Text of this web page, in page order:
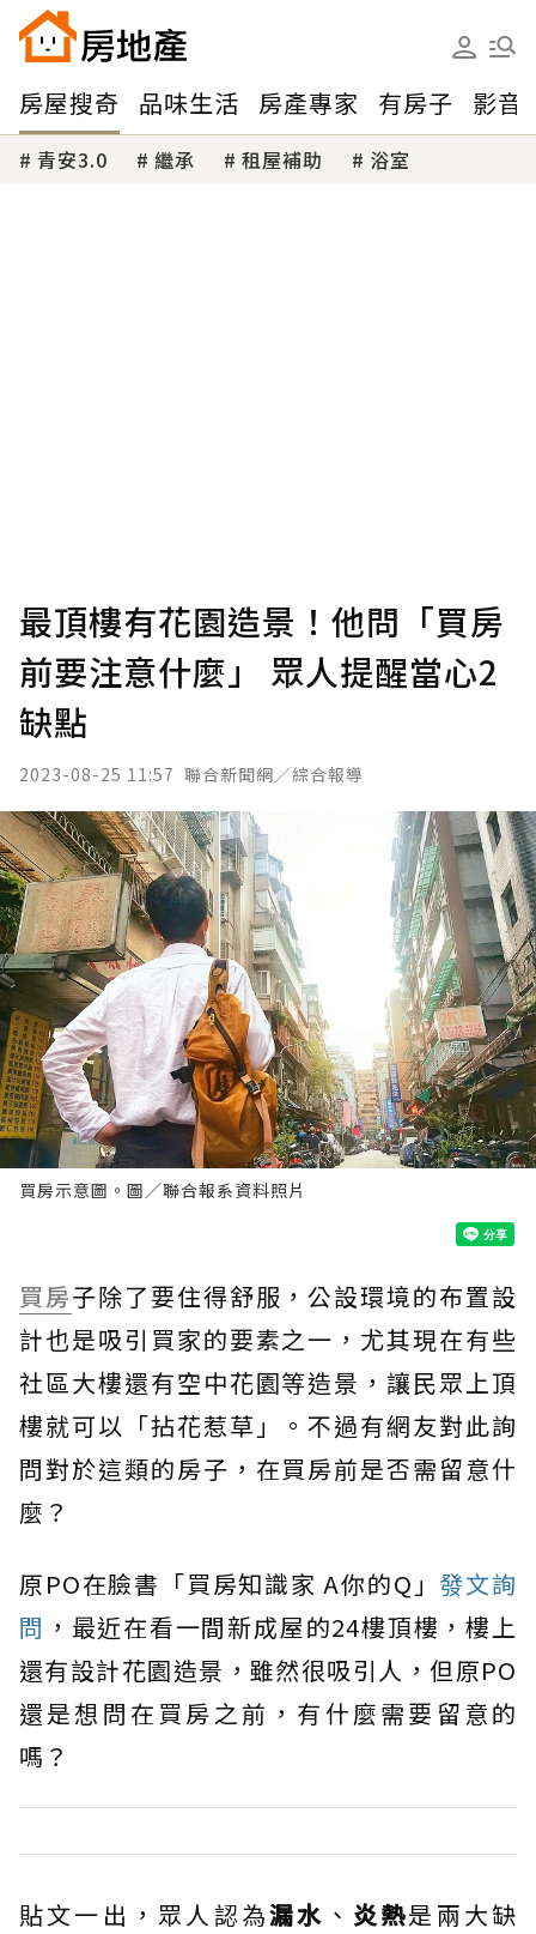
房屋搜奇 品味生活 房產專家 有房子 影音
青安3.0 繼承 租屋補助 浴室
最頂樓有花園造景！他問「買房
前要注意什麼」 眾人提醒當心2
缺點
2023-08-25 11:57 聯合新聞網／綜合報導
買房示意圖。圖／聯合報系資料照片
買房子除了要住得舒服，公設環境的布置設
計也是吸引買家的要素之一，尤其現在有些
社區大樓還有空中花園等造景，讓民眾上頂
樓就可以「拈花惹草」。不過有網友對此詢
問對於這類的房子，在買房前是否需留意什
麼？
原PO在臉書「買房知識家 A你的Q」 發文詢
問 ，最近在看一間新成屋的24樓頂樓，樓上
還有設計花園造景，雖然很吸引人，但原PO
還是想問在買房之前，有什麼需要留意的
嗎？
貼文一出，眾人認為漏水 、 炎熱是兩大缺